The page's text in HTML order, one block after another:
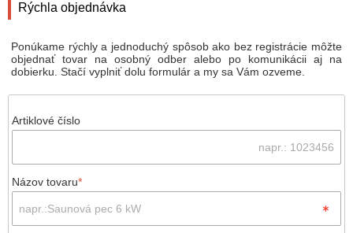
Rýchla objednávka
Ponúkame rýchly a jednoduchý spôsob ako bez registrácie môžte
objednať tovar na osobný odber alebo po komunikácii aj na
dobierku. Stačí vyplniť dolu formulár a my sa Vám ozveme.
Artiklové číslo
Názov tovaru*